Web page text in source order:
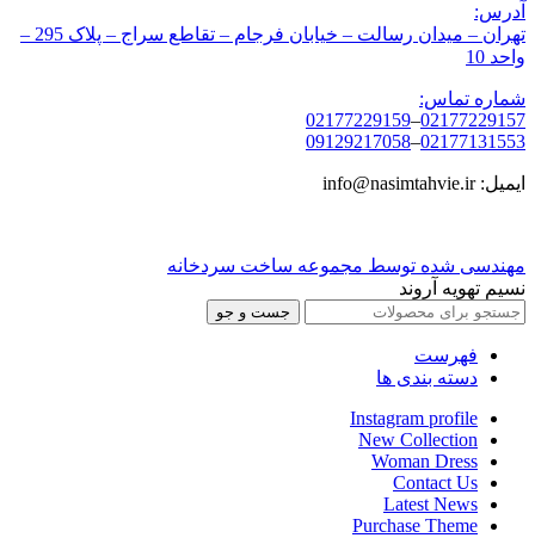
آدرس:
تهران – میدان رسالت – خیابان فرجام – تقاطع سراج – پلاک 295 –
واحد 10
شماره تماس:
02177229157
–
02177229159
02177131553
–
09129217058
ایمیل: info@nasimtahvie.ir
مهندسی شده توسط مجموعه ساخت سردخانه
نسیم تهویه آروند
جست و جو
فهرست
دسته بندی ها
Instagram profile
New Collection
Woman Dress
Contact Us
Latest News
Purchase Theme